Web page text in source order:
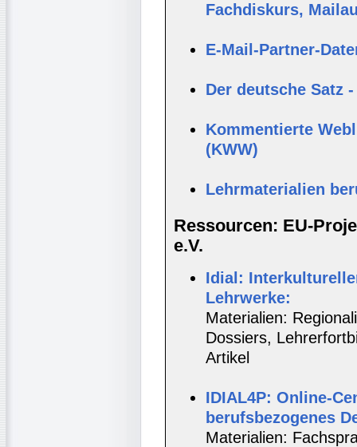
Fachdiskurs,
E-Mail-Partner-
Der deutsche Satz
Kommentierte
(KWW)
Lehrmaterialien
Ressourcen: EU-
e.V.
Idial:
Lehrwerke:
Materialien:
Dossiers,
Artikel
IDIAL4P: Online-
berufsbezogenes
Materialien: